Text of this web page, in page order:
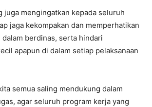
juga mengingatkan kepada seluruh
jaga kekompakan dan memperhatikan
dalam berdinas, serta hindari
apapun di dalam setiap pelaksanaan
semua saling mendukung dalam
agar seluruh program kerja yang